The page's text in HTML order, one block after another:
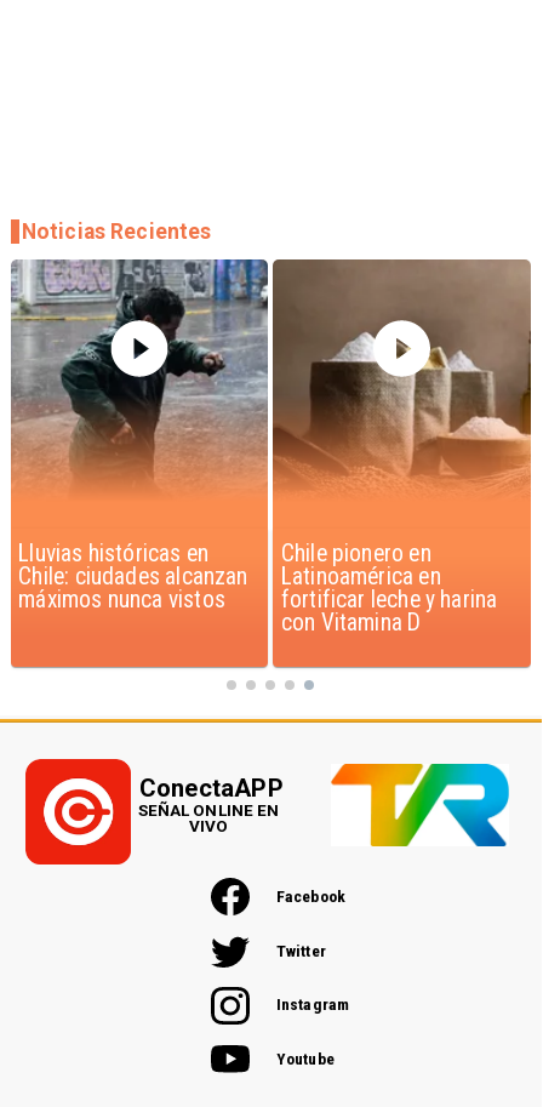
Chile pionero en
Latinoamérica en
fortificar leche y harina
Éxito sin precedentes:
Película rompe récord de
taquilla a nivel mundial
Noticias Recientes
Facebook
Twitter
Instagram
Youtube
ConectaAPP
SEÑAL ONLINE EN
VIVO